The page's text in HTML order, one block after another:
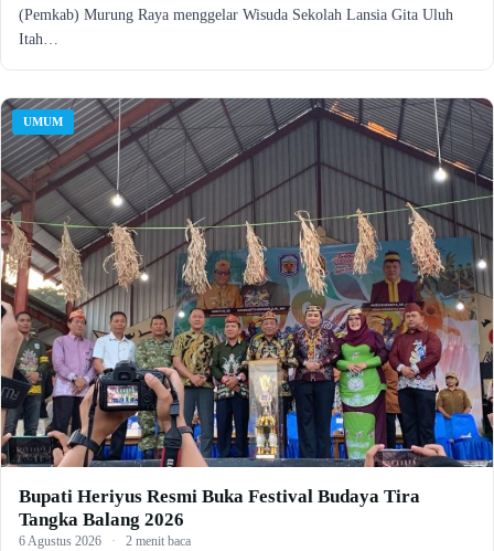
(Pemkab) Murung Raya menggelar Wisuda Sekolah Lansia Gita Uluh
Itah…
UMUM
Bupati Heriyus Resmi Buka Festival Budaya Tira
Tangka Balang 2026
6 Agustus 2026 · 2 menit baca